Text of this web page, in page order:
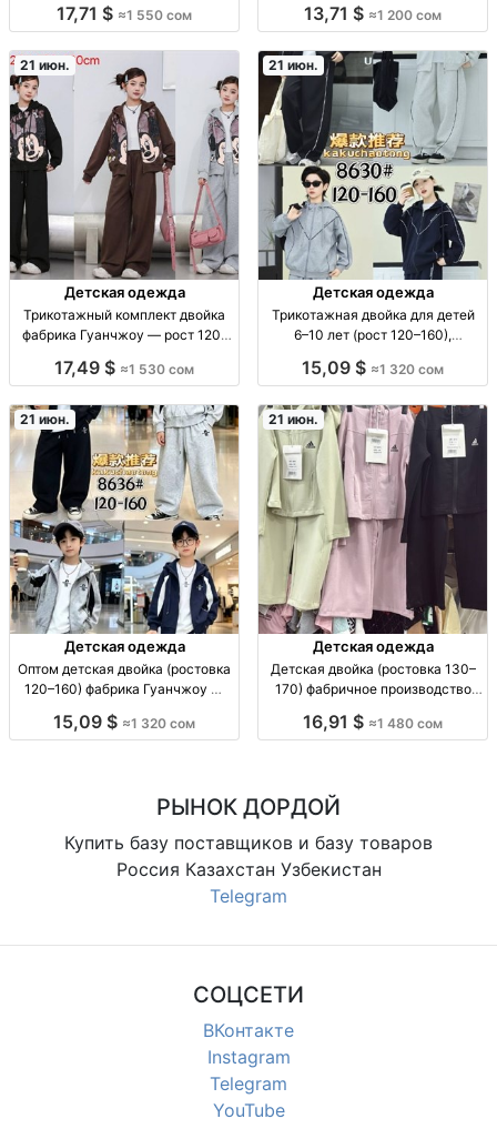
1–8 кл, линейка 8 шт,
Узбекистан, школьная одежда,
размерный
17,71 $ ≈1 550 сом
Дордой Восток 4 проход 38 с,
сезоны, практичные п
13,71 $ ≈1 200 сом
21 июн.
Детская одежда
Трикотажный комплект двойка
фабрика Гуанчжоу — рост 120–
«двойка» (трикотаж), рост 120–
17,49 $ ≈1 530 сом
21 июн.
Детская одежда
Трикотажная двойка для детей
6–10 лет (рост 120–160),
БАЛАСТАЙЛ двойка трикотаж;
маломерит? нет, посадка точь-в-
точь; код 3754
15,09 $ ≈1 320 сом
21 июн.
Детская одежда
Оптом детская двойка (ростовка
120–160) фабрика Гуанчжоу —
дет.комплект «двойка» оптом, р-
15,09 $ ≈1 320 сом
21 июн.
Детская одежда
Детская двойка (ростовка 130–
170) фабричное производство
линии дет. комплект «двойка» (2
16,91 $ ≈1 480 сом
РЫНОК ДОРДОЙ
Купить базу поставщиков и базу товаров
Россия Казахстан Узбекистан
Telegram
СОЦСЕТИ
ВКонтакте
Instagram
Telegram
YouTube